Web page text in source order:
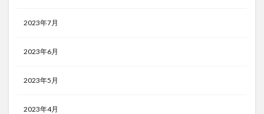
2023年7月
2023年6月
2023年5月
2023年4月